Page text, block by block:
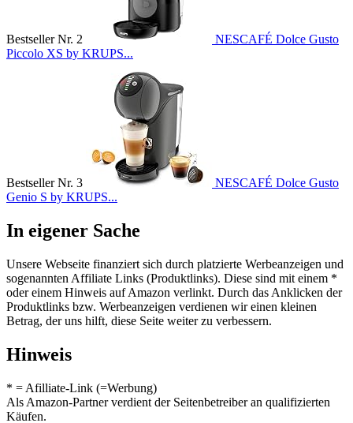
Bestseller Nr. 2
NESCAFÉ Dolce Gusto
Piccolo XS by KRUPS...
Bestseller Nr. 3
NESCAFÉ Dolce Gusto
Genio S by KRUPS...
In eigener Sache
Unsere Webseite finanziert sich durch platzierte Werbeanzeigen und
sogenannten Affiliate Links (Produktlinks). Diese sind mit einem *
oder einem Hinweis auf Amazon verlinkt. Durch das Anklicken der
Produktlinks bzw. Werbeanzeigen verdienen wir einen kleinen
Betrag, der uns hilft, diese Seite weiter zu verbessern.
Hinweis
* = Afilliate-Link (=Werbung)
Als Amazon-Partner verdient der Seitenbetreiber an qualifizierten
Käufen.